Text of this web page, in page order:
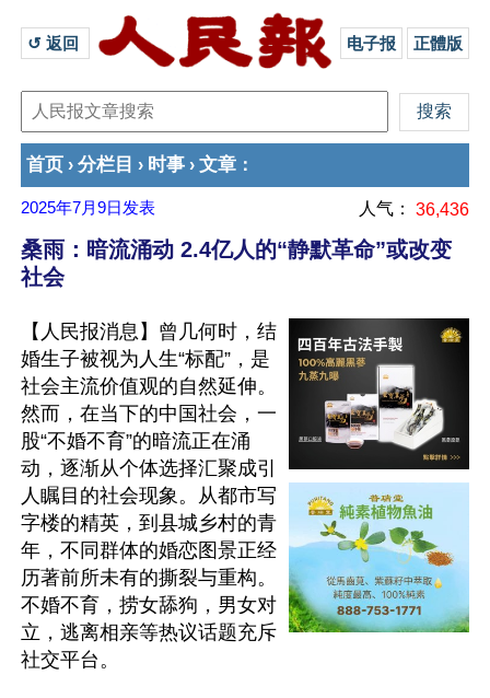
↺ 返回 电子报 正體版
首页 › 分栏目 › 时事 › 文章 ：
2025年7月9日 发表 人气： 36,436
桑雨：暗流涌动 2.4亿人的“静默革命”或改变
社会
【人民报消息】曾几何时，结
婚生子被视为人生“标配”，是
社会主流价值观的自然延伸。
然而，在当下的中国社会，一
股“不婚不育”的暗流正在涌
动，逐渐从个体选择汇聚成引
人瞩目的社会现象。从都市写
字楼的精英，到县城乡村的青
年，不同群体的婚恋图景正经
历著前所未有的撕裂与重构。
不婚不育，捞女舔狗，男女对
立，逃离相亲等热议话题充斥
社交平台。